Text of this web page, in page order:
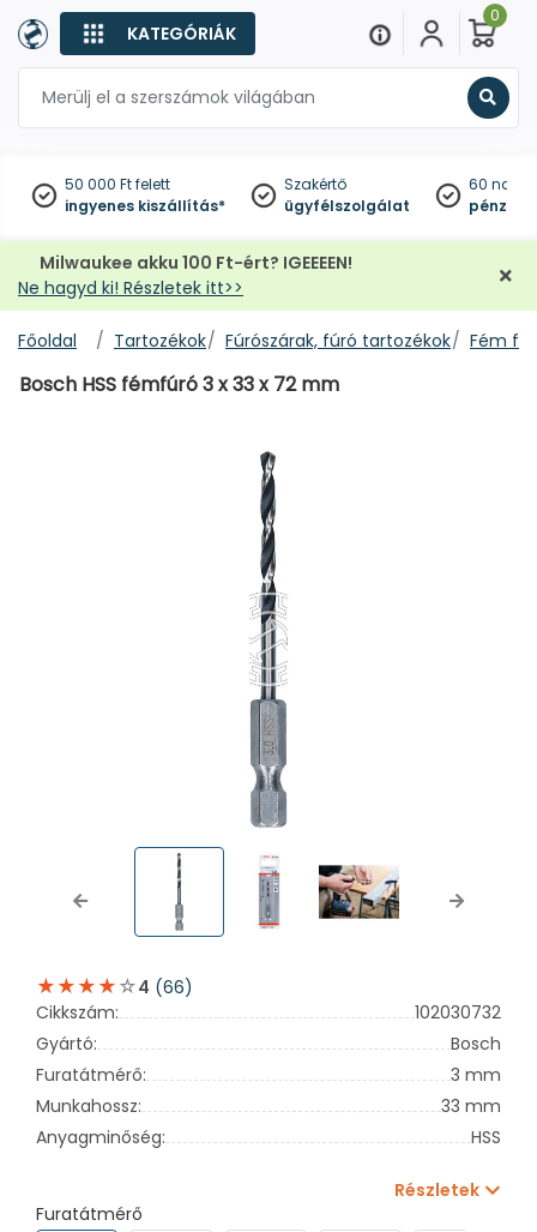
KATEGÓRIÁK
0
50 000 Ft felett
ingyenes kiszállítás*
Szakértő
ügyfélszolgálat
60
Milwaukee akku 100 Ft-ért? IGEEEEN!
Ne hagyd ki! Részletek itt>>
Főoldal Tartozékok Fúrószárak, fúró tartozékok Fém
Bosch HSS fémfúró 3 x 33 x 72 mm
Previous Next
4 (66)
Cikkszám:
102030732
Gyártó:
Bosch
Furatátmérő:
3 mm
Munkahossz:
33 mm
Anyagminőség:
HSS
Részletek
Furatátmérő